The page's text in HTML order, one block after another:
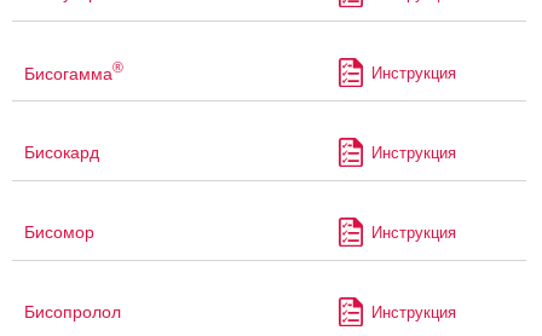
Бисогамма® Инструкция
Бисокард Инструкция
Бисомор Инструкция
Бисопролол Инструкция